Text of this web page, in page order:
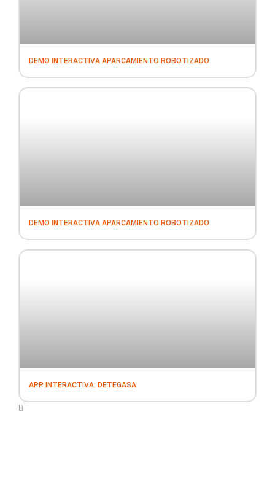
DEMO INTERACTIVA APARCAMIENTO ROBOTIZADO
DEMO INTERACTIVA APARCAMIENTO ROBOTIZADO
APP INTERACTIVA: DETEGASA